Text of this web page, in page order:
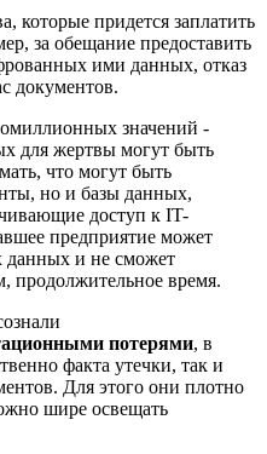
которые придется заплатить
за обещание предоставить
ими данных, отказ
документов.
значений -
для жертвы могут быть
что могут быть
но и базы данных,
доступ к IT-
предприятие может
данных и не сможет
продолжительное время.
потерями, в
факта утечки, так и
Для этого они плотно
шире освещать